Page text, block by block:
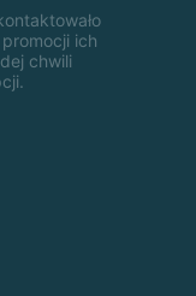
ich
chwili